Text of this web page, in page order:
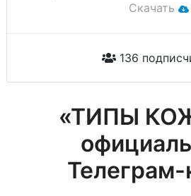
Скачать
136
«ТИПЫ
Телеграм-